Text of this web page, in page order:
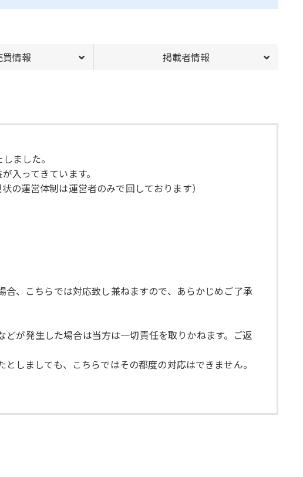
情報 掲載者情報
ました。
入ってきています。
の運営体制は運営者のみで回しております）
、こちらでは対応致し兼ねますので、あらかじめご了承
が発生した場合は当方は一切責任を取りかねます。ご返
しましても、こちらではその都度の対応はできません。